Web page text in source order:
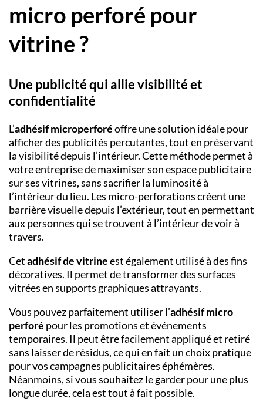
micro perforé pour
vitrine ?
Une publicité qui allie visibilité et
confidentialité
L’adhésif microperforéoffre une solution idéale pour
afficher des publicités percutantes, tout en préservant
la visibilité depuis l’intérieur. Cette méthode permet à
votre entreprise de maximiser son espace publicitaire
sur ses vitrines, sans sacrifier la luminosité à
l’intérieur du lieu. Les micro-perforations créent une
barrière visuelle depuis l’extérieur, tout en permettant
aux personnes qui se trouvent à l’intérieur de voir à
travers.
Cetadhésif de vitrineest également utilisé à des fins
décoratives. Il permet de transformer des surfaces
vitrées en supports graphiques attrayants.
Vous pouvez parfaitement utiliser l’adhésif micro
perforé pour les promotions et événements
temporaires. Il peut être facilement appliqué et retiré
sans laisser de résidus, ce qui en fait un choix pratique
pour vos campagnes publicitaires éphémères.
Néanmoins, si vous souhaitez le garder pour une plus
longue durée, cela est tout à fait possible.